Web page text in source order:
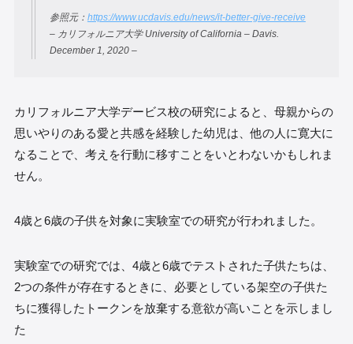
参照元： https://www.ucdavis.edu/news/it-better-give-receive
– カリフォルニア大学 University of California – Davis.
December 1, 2020 –
カリフォルニア大学デービス校の研究によると、母親からの
思いやりのある愛と共感を経験した幼児は、他の人に寛大に
なることで、考えを行動に移すことをいとわないかもしれま
せん。
4歳と6歳の子供を対象に実験室での研究が行われました。
実験室での研究では、4歳と6歳でテストされた子供たちは、
2つの条件が存在するときに、必要としている架空の子供た
ちに獲得したトークンを放棄する意欲が高いことを示しまし
た